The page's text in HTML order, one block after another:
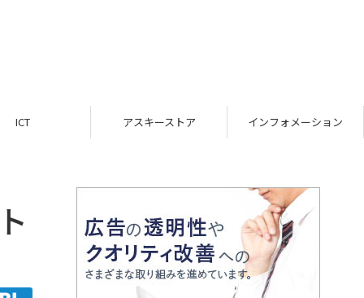
ICT アスキーストア インフォメーション